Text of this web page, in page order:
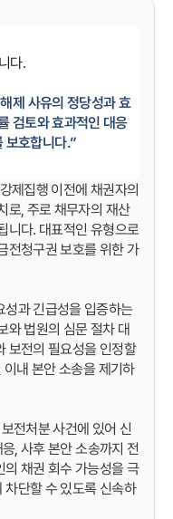
다.
제 사유의 정당성과 효
검토와 효과적인 대응
보호합니다.”
제집행 이전에 채권자의
로, 주로 채무자의 재산
니다. 대표적인 유형으로
전청구권 보호를 위한 가
과 긴급성을 입증하는
와 법원의 심문 절차 대
보전의 필요성을 인정할
내 본안 소송을 제기하
전처분 사건에 있어 신
, 사후 본안 소송까지 전
채권 회수 가능성을 극
단할 수 있도록 신속하